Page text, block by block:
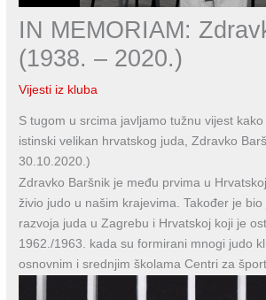
IN MEMORIAM:
(1938. – 2020.)
Vijesti iz kluba
S tugom u srcima javljamo tužnu vijest
istinski velikan hrvatskog juda, Zdravko
30.10.2020.)
Zdravko Baršnik je među prvima u
živio judo u našim krajevima. Također je
razvoja juda u Zagrebu i Hrvatskoj koji je
1962./1963. kada su formirani mnogi judo
osnovnim i srednjim školama Centri za